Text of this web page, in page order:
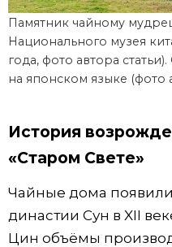
Памятник чайному
Национального музея
года, фото автора
на японском языке (фото
История
«Старом Свете»
Чайные дома
династии Сун в XII
Цин объёмы